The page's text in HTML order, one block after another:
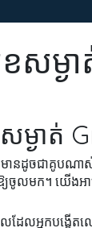
សម្ង
សម្ងា
នដូចជាគូបណាស់ន
យចូលមក។ យើងអ
ដែលអ្នកបង្កើត